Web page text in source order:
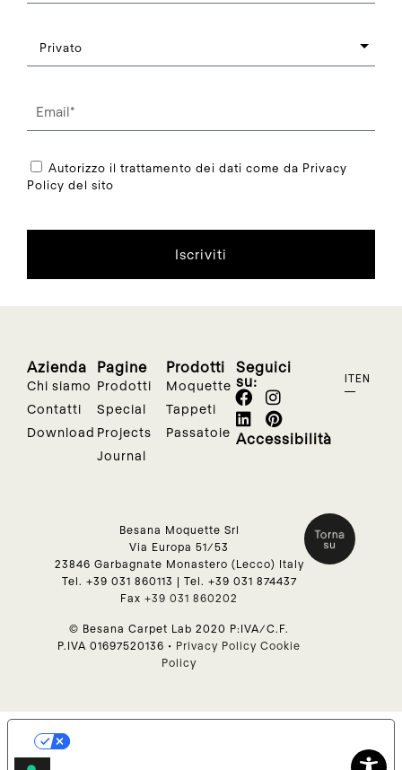
Autorizzo il trattamento dei dati come da Privacy
Policy del sito
Iscriviti
Azienda
Chi siamo
Contatti
Download
Pagine
Prodotti
Special
Projects
Journal
Prodotti
Moquette
Tappeti
Passatoie
Seguici
su:
Accessibilità
ITEN
Besana Moquette Srl
Via Europa 51/53
23846 Garbagnate Monastero (Lecco) Italy
Tel. +39 031 860113 | Tel. +39 031 874437
Fax+39 031 860202
© Besana Carpet Lab 2020 P:IVA/C.F.
P.IVA 01697520136 • Privacy Policy Cookie
Policy